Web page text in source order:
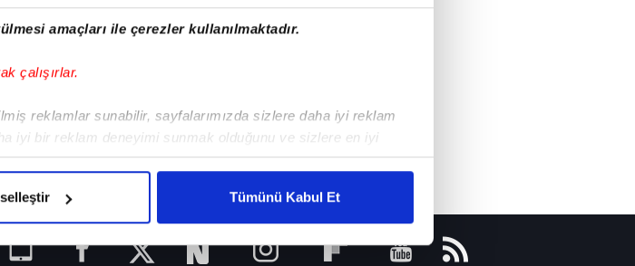
amaçları ile çerezler kullanılmaktadır.
çalışırlar.
reklamlar sunabilir, sayfalarımızda sizlere daha iyi reklam
iyi bir reklam deneyimi sunmak olduğunu ve sizlere en iyi
ve bu noktada, reklamların maliyetlerimizi karşılamak
kullanıcılara hedefli reklamlar gösterilmeyecektir."
Tümünü Kabul Et